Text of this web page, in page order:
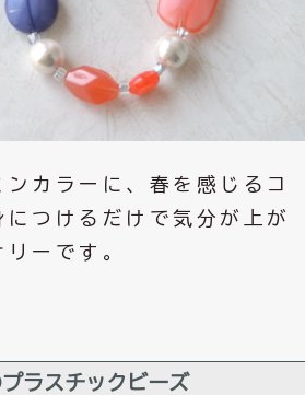
カラーに、春を感じるコ
つけるだけで気分が上が
ーです。
ラスチックビーズ